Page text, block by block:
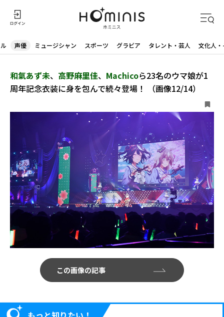
声優 ミュージシャン スポーツ グラビア タレント・芸人 文化人
和氣あず未、 高野麻里佳、 Machicoら23名のウマ娘が1
周年記念衣装に身を包んで続々登場！ （画像12/14）
この画像の記事